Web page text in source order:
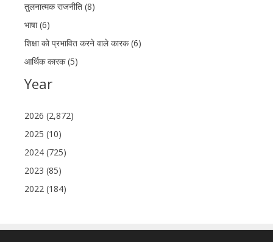
तुलनात्मक राजनीति (8)
भाषा (6)
शिक्षा को प्रभावित करने वाले कारक (6)
आर्थिक कारक (5)
Year
2026 (2,872)
2025 (10)
2024 (725)
2023 (85)
2022 (184)